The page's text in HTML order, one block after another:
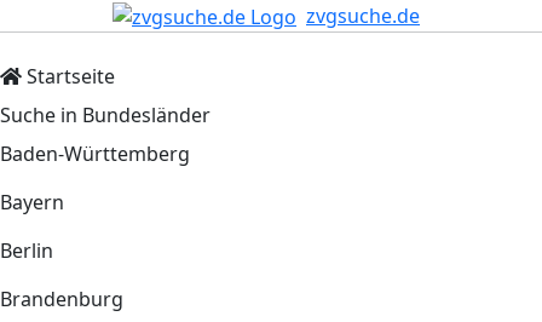
zvgsuche.de
Startseite
Suche in Bundesländer
Baden-Württemberg
Bayern
Berlin
Brandenburg